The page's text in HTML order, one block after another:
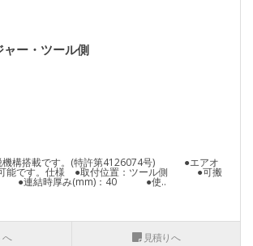
ー・ツール側
機構搭載です。(特許第4126074号) ●エアオ
可能です。仕様 ●取付位置：ツール側 ●可搬
●連結時厚み(mm)：40 ●使..
へ 見積りへ